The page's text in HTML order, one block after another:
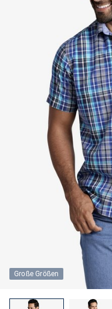
Große Größen